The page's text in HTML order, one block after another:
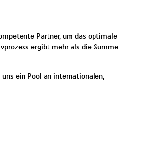
Partner, um das optimale
ergibt mehr als die Summe
ein Pool an internationalen,